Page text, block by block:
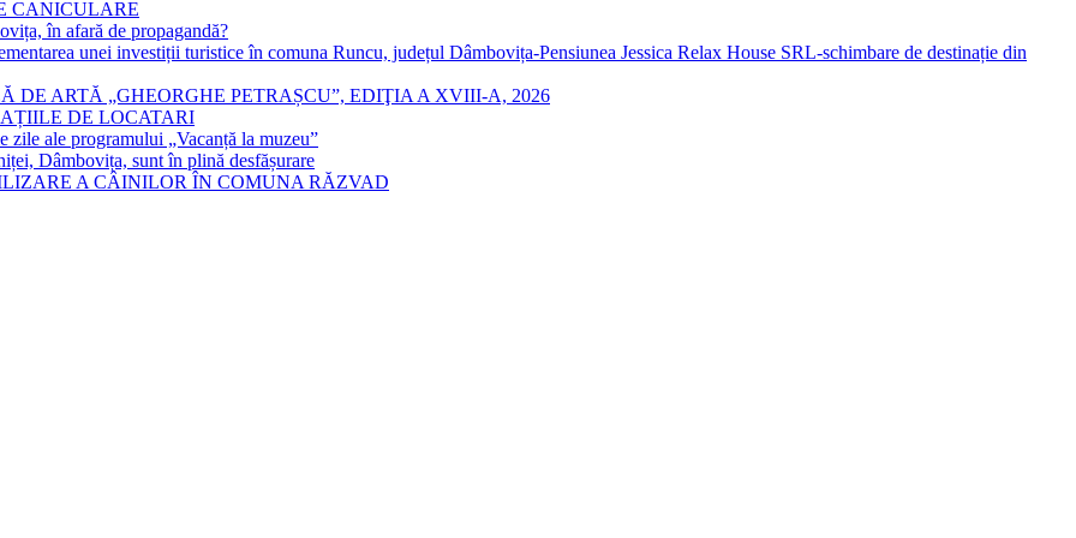
CANICULARE
în afară de propagandă?
unei investiții turistice în comuna Runcu, județul Dâmbovița-Pensiunea Jessica Relax House SRL-schimbare de destinație din
ARTĂ „GHEORGHE PETRAȘCU”, EDIŢIA A XVIII-A, 2026
DE LOCATARI
ale programului „Vacanță la muzeu”
Dâmbovița, sunt în plină desfășurare
A CÂINILOR ÎN COMUNA RĂZVAD